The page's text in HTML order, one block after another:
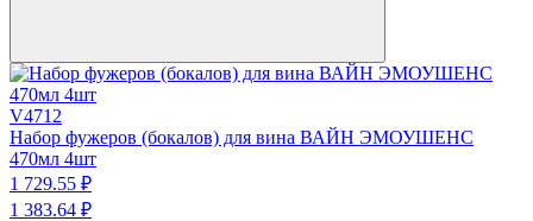
V4712
Набор фужеров (бокалов) для вина ВАЙН ЭМОУШЕНС
470мл 4шт
1 729.55 ₽
1 383.64 ₽